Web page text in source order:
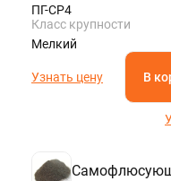
ПГ-СР4
Класс крупности
Мелкий
Узнать цену В